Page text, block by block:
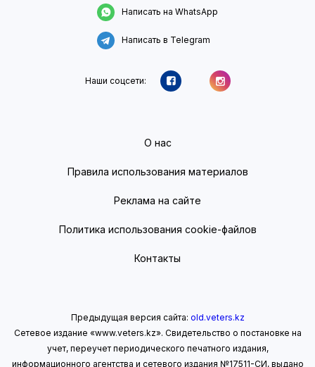
Написать на WhatsApp
Написать в Telegram
Наши соцсети:
О нас
Правила использования материалов
Реклама на сайте
Политика использования cookie-файлов
Контакты
Предыдущая версия сайта: old.veters.kz
Сетевое издание «www.veters.kz». Свидетельство о постановке на
учет, переучет периодического печатного издания,
информационного агентства и сетевого издания №17511-СИ, выдано